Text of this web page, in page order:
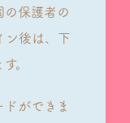
の保護者の
ン後は、下
。
ができま